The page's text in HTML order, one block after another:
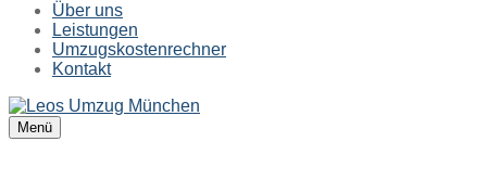
Über uns
Leistungen
Umzugskostenrechner
Kontakt
Menü